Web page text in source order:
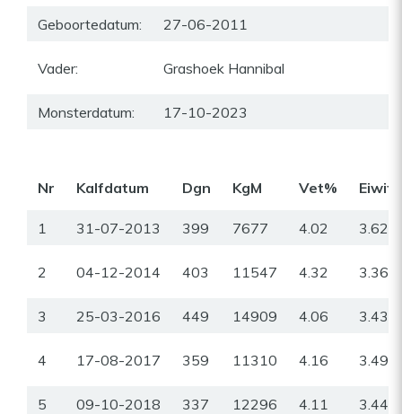
Geboortedatum: 27-06-2011
Vader: Grashoek Hannibal
Monsterdatum: 17-10-2023
Nr Kalfdatum Dgn KgM Vet%
1 31-07-2013 399 7677 4.02 3.62
2 04-12-2014 403 11547 4.32 3.36
3 25-03-2016 449 14909 4.06 3.43
4 17-08-2017 359 11310 4.16 3.49
5 09-10-2018 337 12296 4.11 3.44